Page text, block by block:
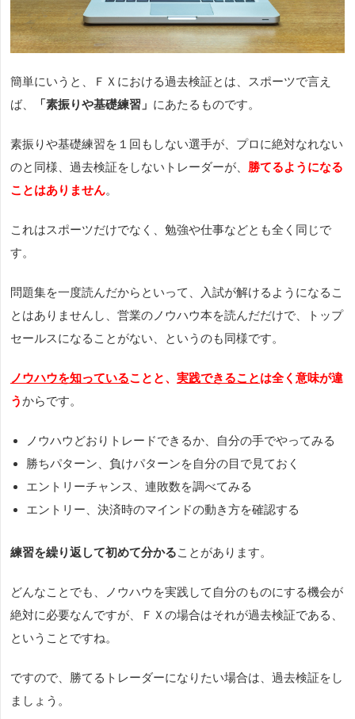
簡単にいうと、ＦＸにおける過去検証とは、
スポーツで言え
ば、
「素振りや基礎練習」 にあたるものです。
素振りや基礎練習を１回もしない選手が、プロに絶対なれない
のと同様、過去検証をしないトレーダーが、 勝てるようになる
ことはありません。
これはスポーツだけでなく、勉強や仕事などとも全く同じで
す。
問題集を一度読んだからといって、入試が解けるようになるこ
とはありませんし、営業のノウハウ本を読んだだけで、トップ
セールスになることがない、というのも同様です。
ノウハウを知っていることと、 実践できることは全く意味が違
うからです。
ノウハウどおりトレードできるか、自分の手でやってみる
勝ちパターン、負けパターンを自分の目で見ておく
エントリーチャンス、連敗数を調べてみる
エントリー、決済時のマインドの動き方を確認する
練習を繰り返して初めて分かることがあります。
どんなことでも、ノウハウを実践して自分のものにする機会が
絶対に必要なんですが、ＦＸの場合はそれが過去検証である、
ということですね。
ですので、勝てるトレーダーになりたい場合は、過去検証をし
ましょう。